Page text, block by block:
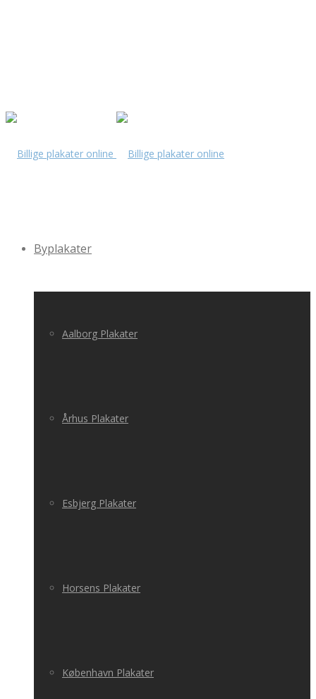
Byplakater
Aalborg Plakater
Århus Plakater
Esbjerg Plakater
Horsens Plakater
København Plakater